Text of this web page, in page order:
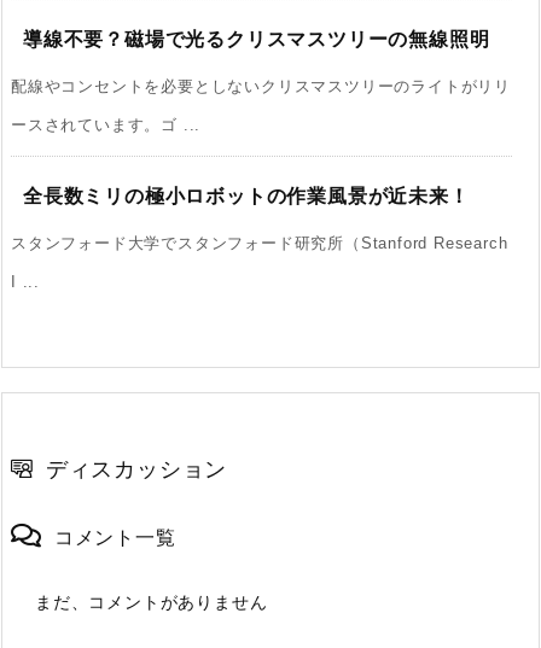
導線不要？磁場で光るクリスマスツリーの無線照明
配線やコンセントを必要としないクリスマスツリーのライトがリリ
ースされています。ゴ ...
全長数ミリの極小ロボットの作業風景が近未来！
スタンフォード大学でスタンフォード研究所（Stanford Research
ディスカッション
コメント一覧
まだ、コメントがありません